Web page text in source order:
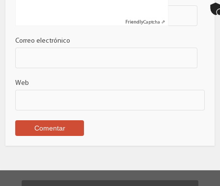
Correo electrónico
Web
FriendlyCaptcha ⇗